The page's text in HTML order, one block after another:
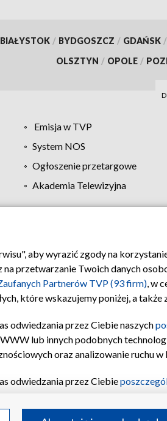
BIAŁYSTOK / BYDGOSZCZ / GDAŃSK /
OLSZTYN / OPOLE /
Emisja w TVP
System NOS
Ogłoszenie przetargowe
Akademia Telewizyjna
Regulamin TVP Polityka
aby wyrazić zgody na
przetwarzanie Twoich danych
Partnerów TVP (93 firm), w
które wskazujemy poniżej, a
odwiedzania przez Ciebie naszych
lub innych podobnych
oraz analizowanie ruchu w
odwiedzania przez Ciebie
celów i funkcji: przechowywania